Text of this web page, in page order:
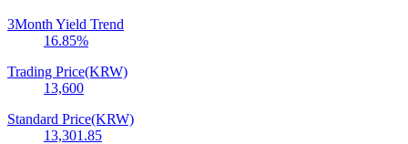
3Month Yield Trend
16.85%
Trading Price(KRW)
13,600
Standard Price(KRW)
13,301.85